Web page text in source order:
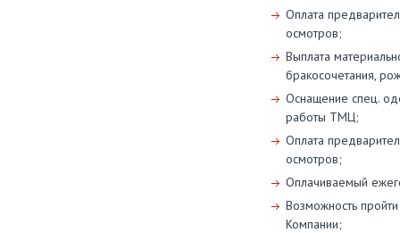
Оплата
осмотров;
Выплата
бракосочетания,
Оснащение спец.
работы ТМЦ;
Оплата
осмотров;
Оплачиваемый
Возможность
Компании;